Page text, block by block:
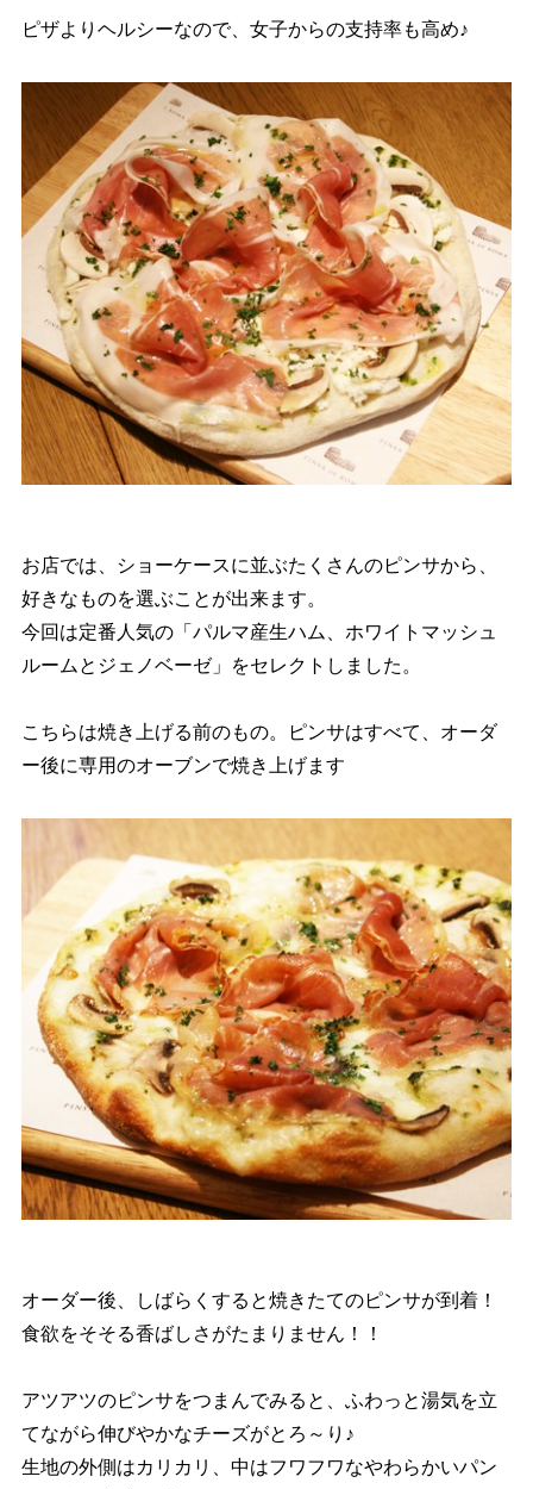
ピザよりヘルシーなので、女子からの支持率も高め♪
お店では、ショーケースに並ぶたくさんのピンサから、
好きなものを選ぶことが出来ます。
今回は定番人気の「パルマ産生ハム、ホワイトマッシュ
ルームとジェノベーゼ」をセレクトしました。
こちらは焼き上げる前のもの。ピンサはすべて、オーダ
ー後に専用のオーブンで焼き上げます
オーダー後、しばらくすると焼きたてのピンサが到着！
食欲をそそる香ばしさがたまりません！！
アツアツのピンサをつまんでみると、ふわっと湯気を立
てながら伸びやかなチーズがとろ～り♪
生地の外側はカリカリ、中はフワフワなやわらかいパン